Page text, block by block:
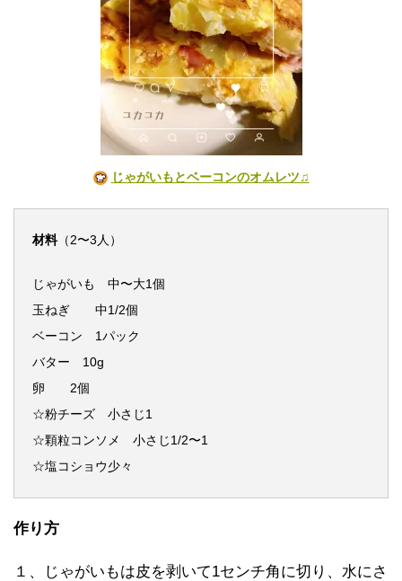
じゃがいもとベーコンのオムレツ♫
材料（2〜3人）
じゃがいも 中〜大1個
玉ねぎ 中1/2個
ベーコン 1パック
バター 10g
卵 2個
☆粉チーズ 小さじ1
☆顆粒コンソメ 小さじ1/2〜1
☆塩コショウ少々
作り方
１、じゃがいもは皮を剥いて1センチ角に切り、水にさ